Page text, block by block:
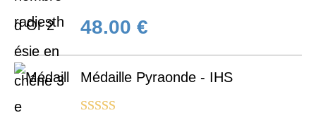
48.00 €
Médaille Pyraonde - IHS